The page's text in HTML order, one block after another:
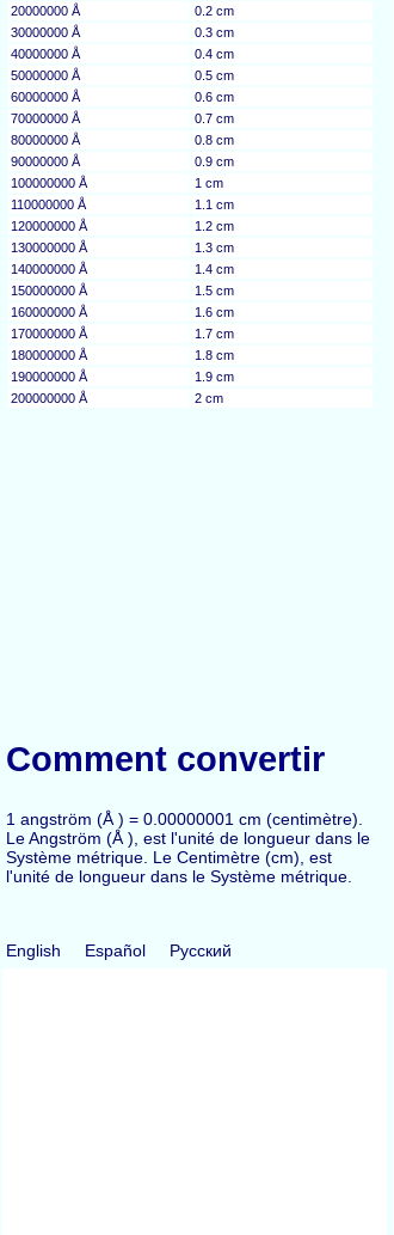
20000000 Å
0.2 cm
30000000 Å
0.3 cm
40000000 Å
0.4 cm
50000000 Å
0.5 cm
60000000 Å
0.6 cm
70000000 Å
0.7 cm
80000000 Å
0.8 cm
90000000 Å
0.9 cm
100000000 Å
1 cm
110000000 Å
1.1 cm
120000000 Å
1.2 cm
130000000 Å
1.3 cm
140000000 Å
1.4 cm
150000000 Å
1.5 cm
160000000 Å
1.6 cm
170000000 Å
1.7 cm
180000000 Å
1.8 cm
190000000 Å
1.9 cm
200000000 Å
2 cm
Comment convertir
1 angström (Å ) = 0.00000001 cm (centimètre).
Le Angström (Å ), est l'unité de longueur dans le
Système métrique. Le Centimètre (cm), est
l'unité de longueur dans le Système métrique.
English Español Русский